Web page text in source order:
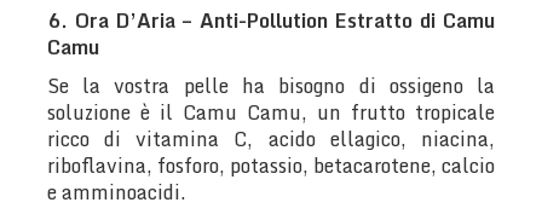
6. Ora D’Aria – Anti-Pollution Estratto di Camu
Camu
Se la vostra pelle ha bisogno di ossigeno la
soluzione è il Camu Camu, un frutto tropicale
ricco di vitamina C, acido ellagico, niacina,
riboflavina, fosforo, potassio, betacarotene, calcio
e amminoacidi.